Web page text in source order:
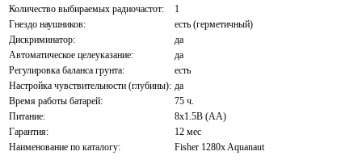
Количество выбираемых радиочастот:
1
Гнездо наушников:
есть (герметичный)
Дискриминатор:
да
Автоматическое целеуказание:
да
Регулировка баланса грунта:
есть
Настройка чувствительности (глубины): да
Время работы батарей:
75 ч.
Питание:
8x1.5В (AA)
Гарантия:
12 мес
Наименование по каталогу:
Fisher 1280x Aquanaut